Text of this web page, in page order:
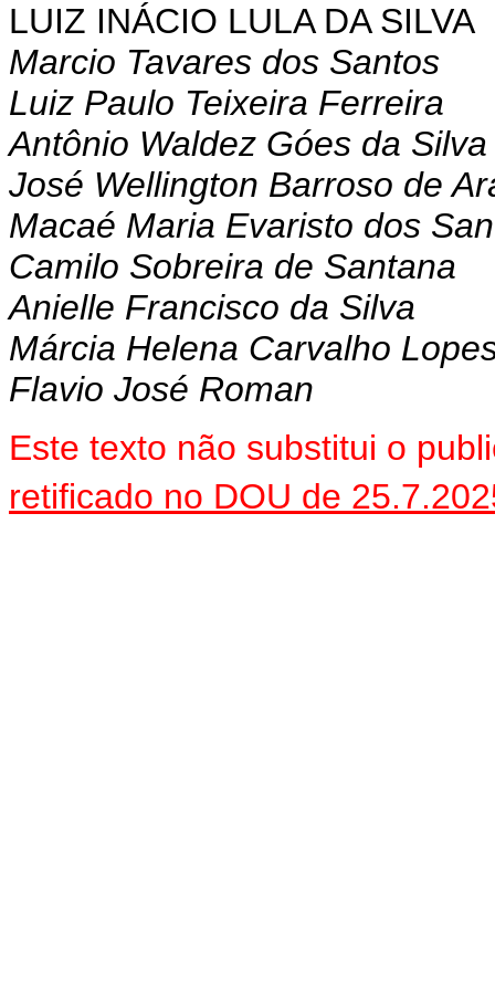
LUIZ INÁCIO LULA DA SILVA
Marcio Tavares dos Santos
Luiz Paulo Teixeira Ferreira
Antônio Waldez Góes da Silva
José Wellington Barroso de
Macaé Maria Evaristo dos
Camilo Sobreira de Santana
Anielle Francisco da Silva
Márcia Helena Carvalho
Flavio José Roman
Este texto não substitui o
retificado no DOU de